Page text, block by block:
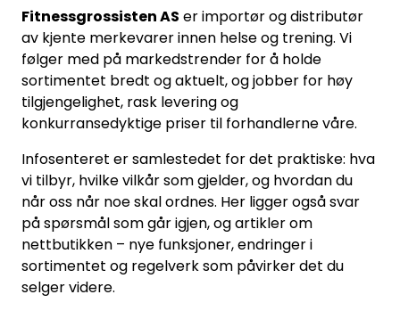
Fitnessgrossisten AS er importør og distributør
av kjente merkevarer innen helse og trening. Vi
følger med på markedstrender for å holde
sortimentet bredt og aktuelt, og jobber for høy
tilgjengelighet, rask levering og
konkurransedyktige priser til forhandlerne våre.
Infosenteret er samlestedet for det praktiske: hva
vi tilbyr, hvilke vilkår som gjelder, og hvordan du
når oss når noe skal ordnes. Her ligger også svar
på spørsmål som går igjen, og artikler om
nettbutikken – nye funksjoner, endringer i
sortimentet og regelverk som påvirker det du
selger videre.